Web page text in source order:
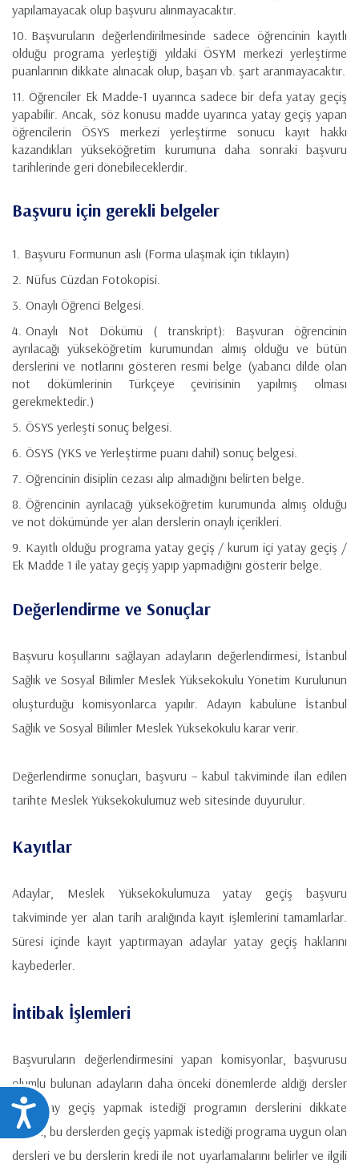
Ulaşılabilirlik
yapılamayacak olup başvuru alınmayacaktır.
Başvuruların değerlendirilmesinde sadece öğrencinin kayıtlı
olduğu programa yerleştiği yıldaki ÖSYM merkezi yerleştirme
puanlarının dikkate alınacak olup, başarı vb. şart aranmayacaktır.
Öğrenciler Ek Madde-1 uyarınca sadece bir defa yatay geçiş
yapabilir. Ancak, söz konusu madde uyarınca yatay geçiş yapan
öğrencilerin ÖSYS merkezi yerleştirme sonucu kayıt hakkı
kazandıkları yükseköğretim kurumuna daha sonraki başvuru
tarihlerinde geri dönebileceklerdir.
Başvuru için gerekli belgeler
Başvuru Formunun aslı (Forma ulaşmak için tıklayın)
Nüfus Cüzdan Fotokopisi.
Onaylı Öğrenci Belgesi.
Onaylı Not Dökümü ( transkript): Başvuran öğrencinin
ayrılacağı yükseköğretim kurumundan almış olduğu ve bütün
derslerini ve notlarını gösteren resmi belge (yabancı dilde olan
not dökümlerinin Türkçeye çevirisinin yapılmış olması
gerekmektedir.)
ÖSYS yerleşti sonuç belgesi.
ÖSYS (YKS ve Yerleştirme puanı dahil) sonuç belgesi.
Öğrencinin disiplin cezası alıp almadığını belirten belge.
Öğrencinin ayrılacağı yükseköğretim kurumunda almış olduğu
ve not dökümünde yer alan derslerin onaylı içerikleri.
Kayıtlı olduğu programa yatay geçiş / kurum içi yatay geçiş /
Ek Madde 1 ile yatay geçiş yapıp yapmadığını gösterir belge.
Değerlendirme ve Sonuçlar
Başvuru koşullarını sağlayan adayların değerlendirmesi, İstanbul
Sağlık ve Sosyal Bilimler Meslek Yüksekokulu Yönetim Kurulunun
oluşturduğu komisyonlarca yapılır. Adayın kabulüne İstanbul
Sağlık ve Sosyal Bilimler Meslek Yüksekokulu karar verir.
Değerlendirme sonuçları, başvuru – kabul takviminde ilan edilen
tarihte Meslek Yüksekokulumuz web sitesinde duyurulur.
Kayıtlar
Adaylar, Meslek Yüksekokulumuza yatay geçiş başvuru
takviminde yer alan tarih aralığında kayıt işlemlerini tamamlarlar.
Süresi içinde kayıt yaptırmayan adaylar yatay geçiş haklarını
kaybederler.
İntibak İşlemleri
Başvuruların değerlendirmesini yapan komisyonlar, başvurusu
olumlu bulunan adayların daha önceki dönemlerde aldığı dersler
ile yatay geçiş yapmak istediği programın derslerini dikkate
alarak, bu derslerden geçiş yapmak istediği programa uygun olan
dersleri ve bu derslerin kredi ile not uyarlamalarını belirler ve ilgili